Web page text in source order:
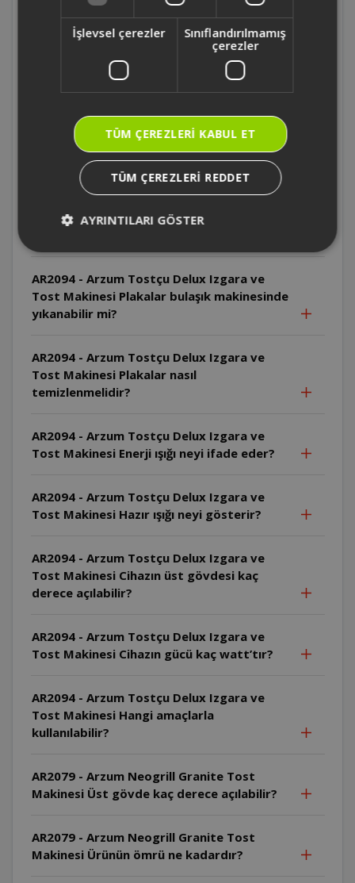
Tost Makinesi Isı ayarı nasıl yapılır?
AR2094 - Arzum Tostçu Delux Izgara ve
Tost Makinesi İlk kullanımda neden duman
çıkabilir?
AR2094 - Arzum Tostçu Delux Izgara ve
Tost Makinesi Kablo neden sıcak
yüzeylerden uzak tutulmalıdır?
AR2094 - Arzum Tostçu Delux Izgara ve
AR2094 - Arzum Tostçu Delux Izgara ve
Tost Makinesi Plakalar bulaşık makinesinde
yıkanabilir mi?
AR2094 - Arzum Tostçu Delux Izgara ve
Tost Makinesi Plakalar nasıl
temizlenmelidir?
AR2094 - Arzum Tostçu Delux Izgara ve
Tost Makinesi Enerji ışığı neyi ifade eder?
AR2094 - Arzum Tostçu Delux Izgara ve
Tost Makinesi Hazır ışığı neyi gösterir?
AR2094 - Arzum Tostçu Delux Izgara ve
Tost Makinesi Cihazın üst gövdesi kaç
derece açılabilir?
AR2094 - Arzum Tostçu Delux Izgara ve
Tost Makinesi Cihazın gücü kaç watt’tır?
AR2094 - Arzum Tostçu Delux Izgara ve
Tost Makinesi Hangi amaçlarla
kullanılabilir?
AR2079 - Arzum Neogrill Granite Tost
Makinesi Üst gövde kaç derece açılabilir?
AR2079 - Arzum Neogrill Granite Tost
Makinesi Ürünün ömrü ne kadardır?
İşlevsel çerezler
Sınıflandırılmamış
çerezler
TÜM ÇEREZLERI KABUL ET
TÜM ÇEREZLERI REDDET
AYRINTILARI GÖSTER